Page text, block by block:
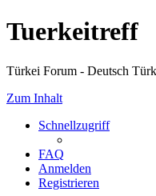
Tuerkeitreff
Türkei Forum - Deutsch
Zum Inhalt
Schnellzugriff
FAQ
Anmelden
Registrieren